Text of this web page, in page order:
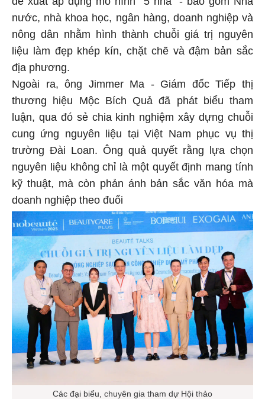
nước, nhà khoa học, ngân hàng, doanh nghiệp và
nông dân nhằm hình thành chuỗi giá trị nguyên
liệu làm đẹp khép kín, chặt chẽ và đậm bản sắc
địa phương.
Ngoài ra, ông Jimmer Ma - Giám đốc Tiếp thị
thương hiệu Mộc Bích Quả đã phát biểu tham
luận, qua đó sẻ chia kinh nghiệm xây dựng chuỗi
cung ứng nguyên liệu tại Việt Nam phục vụ thị
trường Đài Loan. Ông quả quyết rằng lựa chọn
nguyên liệu không chỉ là một quyết định mang tính
kỹ thuật, mà còn phản ánh bản sắc văn hóa mà
doanh nghiệp theo đuổi
Các đại biểu, chuyên gia tham dự Hội thảo